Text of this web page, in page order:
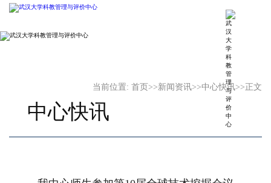
当前位置: 首页 >>新闻资讯>>中心快讯>> 正文
中心快讯